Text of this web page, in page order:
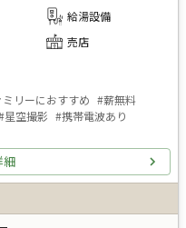
給湯設備
売店
ミリーにおすすめ #薪無料
星空撮影 #携帯電波あり
細